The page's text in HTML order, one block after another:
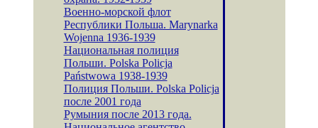
Военно-морской флот
Республики Польша. Marynarka
Wojenna 1936-1939
Национальная полиция
Польши. Polska Policja
Państwowa 1938-1939
Полиция Польши. Polska Policja
после 2001 года
Румыния после 2013 года.